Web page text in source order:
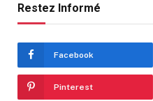
Restez Informé
Facebook
Pinterest